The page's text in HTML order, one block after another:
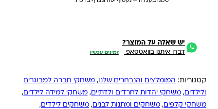
יש שאלה על המוצר?
דברו איתנו בוואטסאפ זמינים עכשיו
קטגוריות:המומלצים והנבחרים שלנו,משחקי חברה למבוגרים
ולילדים,משחקי יהדות לחרדים ולדתיים,משחקי למידה לילדים,
משחקי קלפים,משחקים ומתנות לבנים,משחקים לילדים,